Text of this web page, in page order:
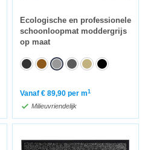
Ecologische en professionele
schoonloopmat moddergrijs
op maat
Vanaf € 89,90 per m1
Milieuvriendelijk